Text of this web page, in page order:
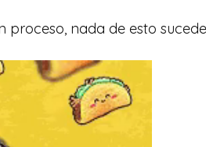
proceso, nada de esto